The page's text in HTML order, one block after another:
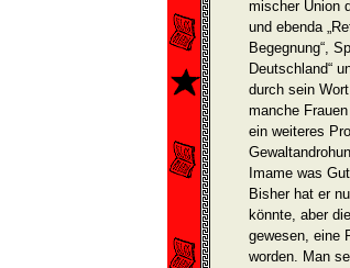
mischer Union
und ebenda
Begegnung“,
Deutschland“
durch sein
manche
ein weiteres
Imame was
Bisher hat er
könnte, aber
gewesen, eine
worden. Man